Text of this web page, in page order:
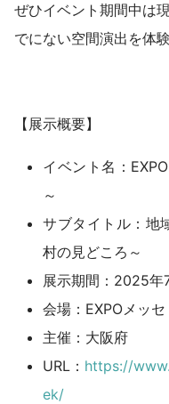
ぜひイベント期間中は
でにない空間演出を体
【展示概要】
イベント名：
～
サブタイトル：地
村の見どころ～
展示期間：2025年
会場：EXPOメッセ
主催：大阪府
URL： https://
ek/